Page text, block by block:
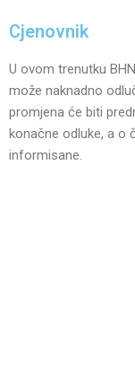
Cjenovnik
U ovom trenutku
može naknadno
promjena će biti
konačne odluke, a o
informisane.